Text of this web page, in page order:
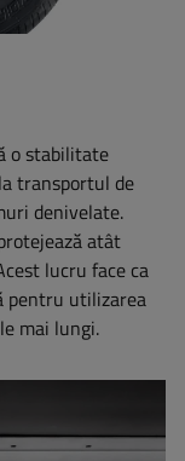
o stabilitate
transportul de
denivelate.
atât
lucru face ca
pentru utilizarea
mai lungi.